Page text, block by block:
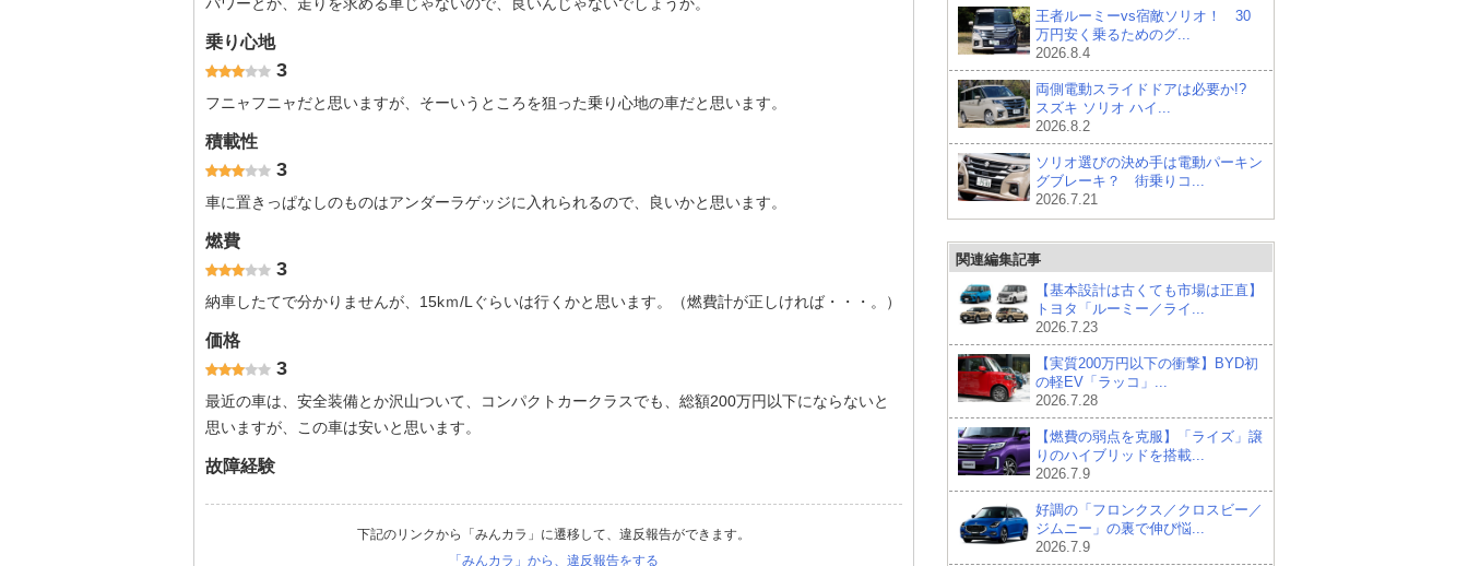
乗り心地
3
フニャフニャだと思いますが、そーいうところを狙った乗り心地の車だと思います。
積載性
3
車に置きっぱなしのものはアンダーラゲッジに入れられるので、良いかと思います。
燃費
3
納車したてで分かりませんが、15kｍ/Lぐらいは行くかと思います。（燃費計が正しければ・・・。）
価格
3
最近の車は、安全装備とか沢山ついて、コンパクトカークラスでも、総額200万円以下にならないと
思いますが、この車は安いと思います。
故障経験
下記のリンクから「みんカラ」に遷移して、違反報告ができます。
「みんカラ」から、違反報告をする
王者ルーミーvs宿敵ソリオ！ 30
万円安く乗るためのグ...
2026.8.4
両側電動スライドドアは必要か!?
スズキ ソリオ ハイ...
2026.8.2
ソリオ選びの決め手は電動パーキン
グブレーキ？ 街乗りコ...
2026.7.21
関連編集記事
【基本設計は古くても市場は正直】
トヨタ「ルーミー／ライ...
2026.7.23
【実質200万円以下の衝撃】BYD初
の軽EV「ラッコ」...
2026.7.28
【燃費の弱点を克服】「ライズ」譲
りのハイブリッドを搭載...
2026.7.9
好調の「フロンクス／クロスビー／
ジムニー」の裏で伸び悩...
2026.7.9